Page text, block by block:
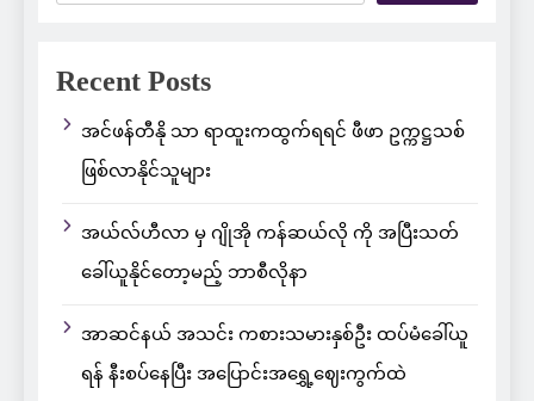
Recent Posts
အင်ဖန်တီနို သာ ရာထူးကထွက်ရရင် ဖီဖာ ဥက္ကဋ္ဌသစ်
ဖြစ်လာနိုင်သူများ
အယ်လ်ဟီလာ မှ ဂျိုအို ကန်ဆယ်လို ကို အပြီးသတ်
ခေါ်ယူနိုင်တော့မည့် ဘာစီလိုနာ
အာဆင်နယ် အသင်း ကစားသမားနှစ်ဦး ထပ်မံခေါ်ယူ
ရန် နီးစပ်နေပြီး အပြောင်းအရွှေ့ဈေးကွက်ထဲ